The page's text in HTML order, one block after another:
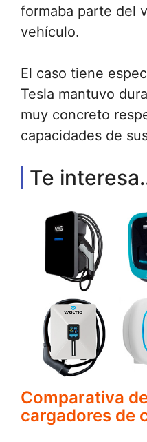
formaba parte del
vehículo.
El caso tiene
Tesla mantuvo
muy concreto
capacidades de
Te
Comparativa
cargadores de